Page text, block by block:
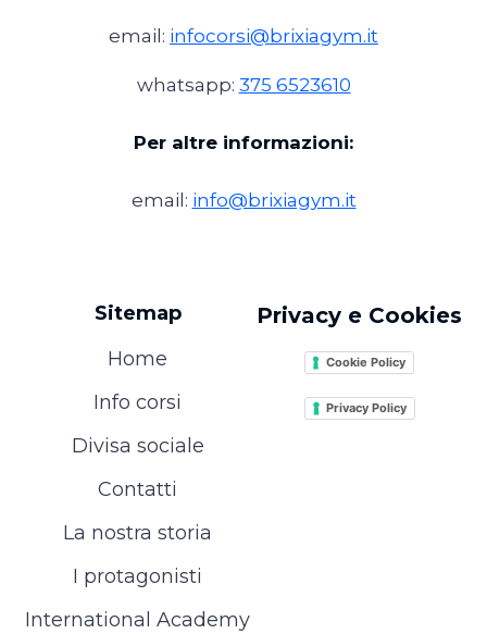
email: infocorsi@brixiagym.it
whatsapp: 375 6523610
Per altre informazioni:
email: info@brixiagym.it
Sitemap
Home
Info corsi
Divisa sociale
Contatti
La nostra storia
I protagonisti
International Academy
Privacy e Cookies
Cookie Policy
Privacy Policy